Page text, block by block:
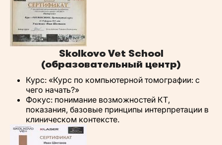
Skolkovo Vet School
(образовательный центр)
Курс: «Курс по компьютерной томографии: с
чего начать?»
Фокус: понимание возможностей КТ,
показания, базовые принципы интерпретации в
клиническом контексте.